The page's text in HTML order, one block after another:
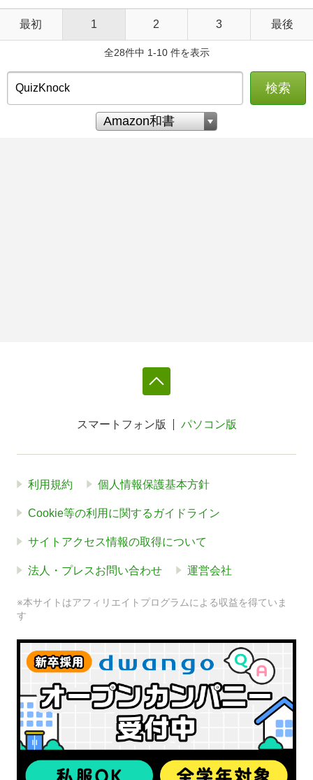
最初 1 2 3 最後
全28件中 1-10 件を表示
検索
スマートフォン版 パソコン版
利用規約 個人情報保護基本方針
Cookie等の利用に関するガイドライン
サイトアクセス情報の取得について
法人・プレスお問い合わせ 運営会社
※本サイトはアフィリエイトプログラムによる収益を得ていま
す